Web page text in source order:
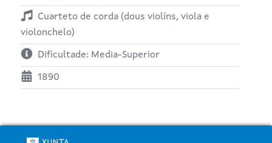
Cuarteto de corda (dous violíns, viola e
violonchelo)
Dificultade: Media-Superior
1890